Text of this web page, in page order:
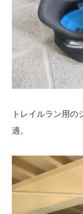
トレイルラン用
適。